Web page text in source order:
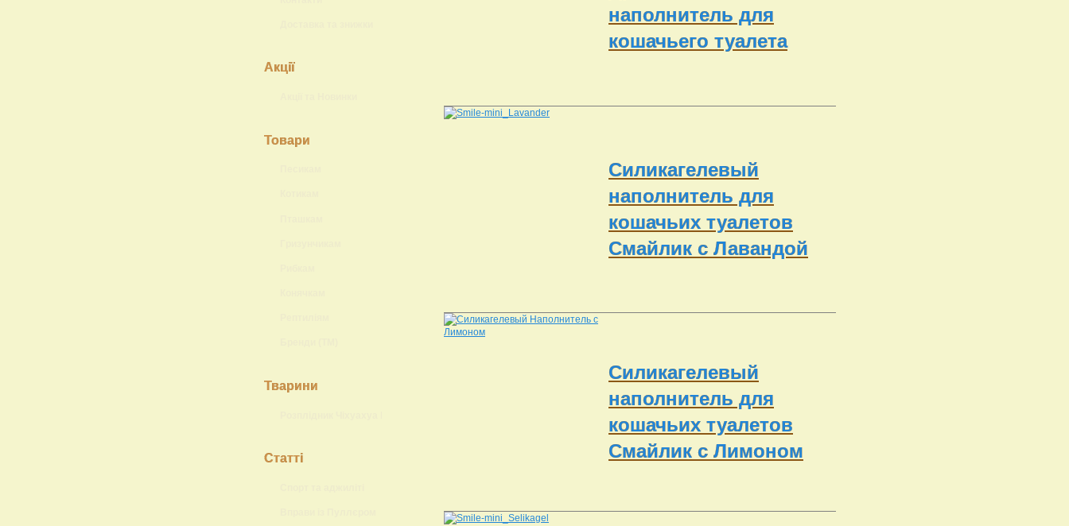
Акції
Товари
Тварини
Статті
наполнитель для
кошачьего туалета
Cиликагелевый
наполнитель для
кошачьих туалетов
Смайлик с Лавандой
Cиликагелевый
наполнитель для
кошачьих туалетов
Смайлик с Лимоном